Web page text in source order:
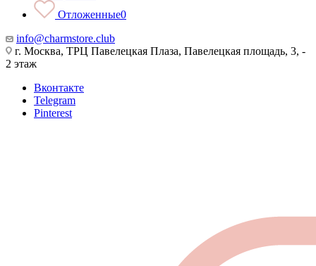
Отложенные0
info@charmstore.club
г. Москва, ТРЦ Павелецкая Плаза, Павелецкая площадь, 3, -
2 этаж
Вконтакте
Telegram
Pinterest